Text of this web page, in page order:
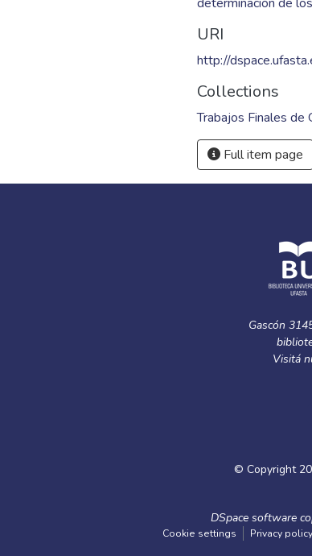
URI
http://
Collections
Trabajos Finales de
Full item page
Gascón
Visitá
© Copyright
DSpace software
Cookie settings Privacy policy